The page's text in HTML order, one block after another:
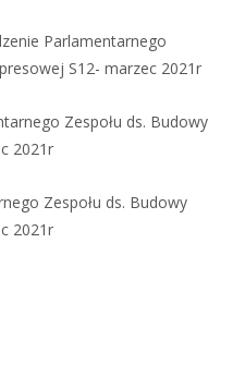
Parlamentarnego
S12- marzec 2021r
Zespołu ds. Budowy
2021r
Zespołu ds. Budowy
2021r